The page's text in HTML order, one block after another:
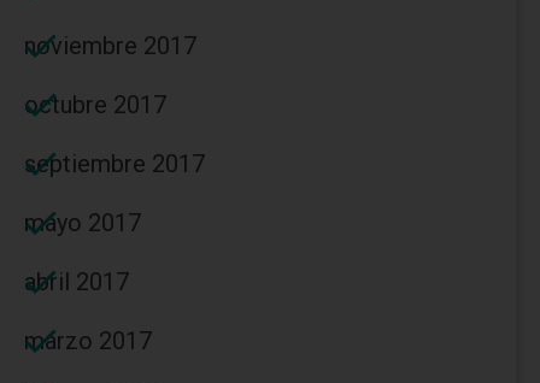
noviembre 2017
octubre 2017
septiembre 2017
mayo 2017
abril 2017
marzo 2017